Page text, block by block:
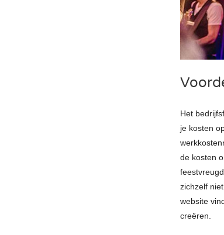
Het
je kosten
de kosten
zichzelf
website
creëren.